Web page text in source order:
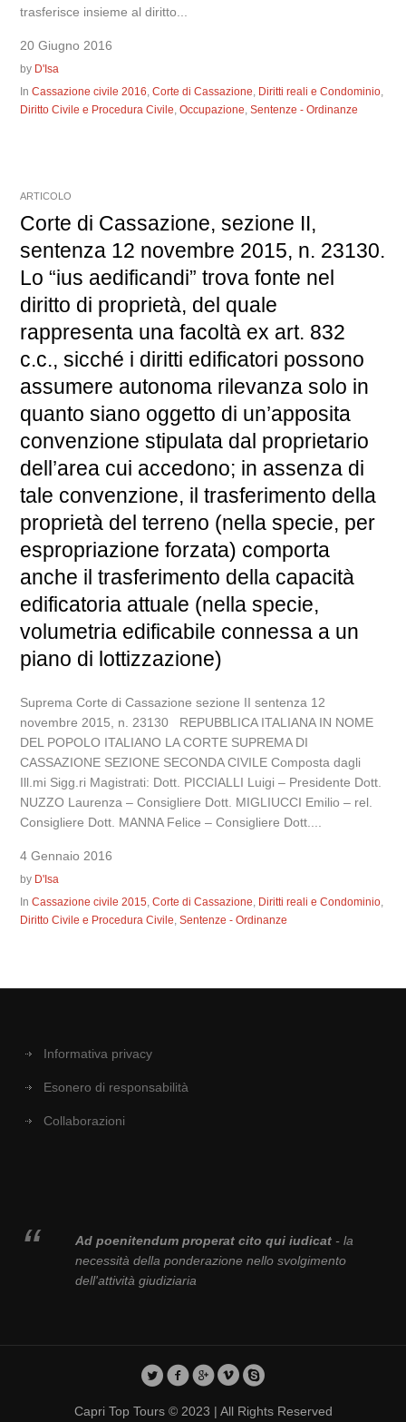
trasferisce insieme al diritto...
20 Giugno 2016
by D'Isa
InCassazione civile 2016 ,Corte di Cassazione Diritti reali e Condominio
Diritto Civile e Procedura Civile ,Occupazione ,Sentenze - Ordinanze
ARTICOLO
Corte di Cassazione, sezione II,
sentenza 12 novembre 2015, n. 23130.
Lo “ius aedificandi” trova fonte nel
diritto di proprietà, del quale
rappresenta una facoltà ex art. 832
c.c., sicché i diritti edificatori possono
assumere autonoma rilevanza solo in
quanto siano oggetto di un’apposita
convenzione stipulata dal proprietario
dell’area cui accedono; in assenza di
tale convenzione, il trasferimento della
proprietà del terreno (nella specie, per
espropriazione forzata) comporta
anche il trasferimento della capacità
edificatoria attuale (nella specie,
volumetria edificabile connessa a un
piano di lottizzazione)
Suprema Corte di Cassazione sezione II sentenza 12
novembre 2015, n. 23130 REPUBBLICA ITALIANA IN NOME
DEL POPOLO ITALIANO LA CORTE SUPREMA DI
CASSAZIONE SEZIONE SECONDA CIVILE Composta dagli
Ill.mi Sigg.ri Magistrati: Dott. PICCIALLI Luigi – Presidente Dott.
NUZZO Laurenza – Consigliere Dott. MIGLIUCCI Emilio – rel.
Consigliere Dott. MANNA Felice – Consigliere Dott....
4 Gennaio 2016
by D'Isa
InCassazione civile 2015 ,Corte di Cassazione Diritti reali e Condominio
Diritto Civile e Procedura Civile ,Sentenze - Ordinanze
Informativa privacy
Esonero di responsabilità
Collaborazioni
Ad poenitendum properat cito qui iudicat- la
necessità della ponderazione nello svolgimento
dell'attività giudiziaria
Capri Top Tours © 2023 | All Rights Reserved